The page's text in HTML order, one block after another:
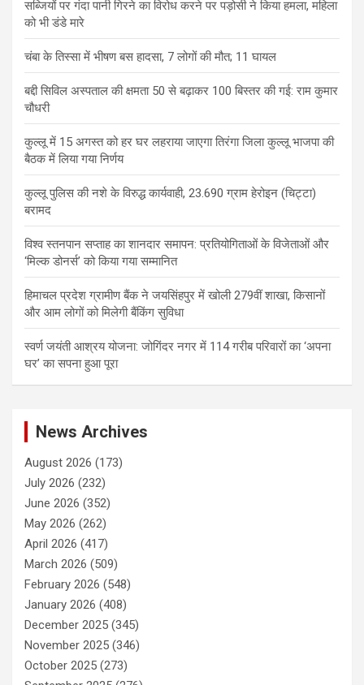
सब्जियों पर गंदा पानी गिरने का विरोध करने पर पड़ोसी ने किया हमला, महिला
को भी डंडे मारे
चंबा के तिस्सा में भीषण बस हादसा, 7 लोगों की मौत; 11 घायल
बद्दी सिविल अस्पताल की क्षमता 50 से बढ़ाकर 100 बिस्तर की गई: राम कुमार
चौधरी
कुल्लू में 15 अगस्त को हर घर लहराया जाएगा तिरंगा जिला कुल्लू भाजपा की
बैठक में लिया गया निर्णय
कुल्लू पुलिस की नशे के विरुद्ध कार्यवाही, 23.690 ग्राम हेरोइन (चिट्टा)
बरामद
विश्व स्तनपान सप्ताह का शानदार समापन: प्रतियोगिताओं के विजेताओं और
‘मिल्क डोनर्स’ को किया गया सम्मानित
हिमाचल प्रदेश ग्रामीण बैंक ने जयसिंहपुर में खोली 279वीं शाखा, किसानों
और आम लोगों को मिलेगी बैंकिंग सुविधा
स्वर्ण जयंती आश्रय योजना: जोगिंदर नगर में 114 गरीब परिवारों का ‘अपना
घर’ का सपना हुआ पूरा
News Archives
August 2026 (173)
July 2026 (232)
June 2026 (352)
May 2026 (262)
April 2026 (417)
March 2026 (509)
February 2026 (548)
January 2026 (408)
December 2025 (345)
November 2025 (346)
October 2025 (273)